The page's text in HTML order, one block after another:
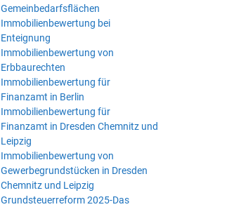
Gemeinbedarfsflächen
Immobilienbewertung bei
Enteignung
Immobilienbewertung von
Erbbaurechten
Immobilienbewertung für
Finanzamt in Berlin
Immobilienbewertung für
Finanzamt in Dresden Chemnitz und
Leipzig
Immobilienbewertung von
Gewerbegrundstücken in Dresden
Chemnitz und Leipzig
Grundsteuerreform 2025-Das